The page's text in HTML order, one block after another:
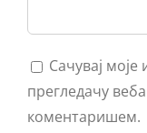
Сачувај
прегледачу
коментаришем.